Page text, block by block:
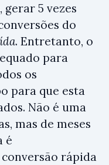
5 vezes
do
. Entretanto, o
para
os
para que esta
Não é uma
mas de meses
é
rápida